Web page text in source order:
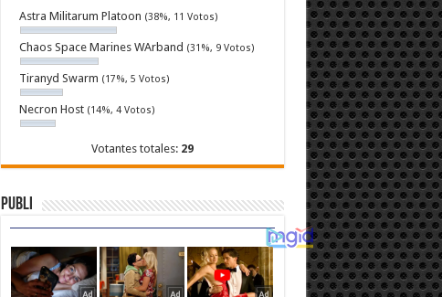
Astra Militarum Platoon (38%, 11 Votos)
Chaos Space Marines WArband (31%, 9 Votos)
Tiranyd Swarm (17%, 5 Votos)
Necron Host (14%, 4 Votos)
Votantes totales: 29
Publi